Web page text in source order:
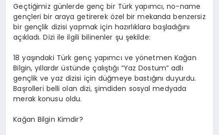
Geçtiğimiz günlerde genç bir Türk yapımcı,no-name
gençleri bir araya getirerek özel birmekanda benzersiz
bir gençlik dizisi yapmak için hazırlıklara başladığını
açıkladı. Dizi ile ilgili bilinenler şu şekilde:
18 yaşındaki Türk genç yapımcı ve yönetmen Kağan
Bilgin, yıllardır üstünde çalıştığı “Yaz Dostum” adlı
gençlik ve yaz dizisi için düğmeye bastığını duyurdu.
Başrolleri belli olan dizi, şimdiden sosyal medyada
merak konusu oldu.
Kağan Bilgin Kimdir?